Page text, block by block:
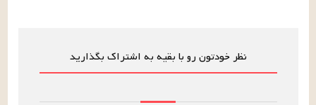
نظر خودتون رو با بقیه به اشتراک بگذارید